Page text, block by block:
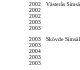
2002
Västerås
2002
2002
2003
2003
2003
Skövde
2003
2004
2003
2003